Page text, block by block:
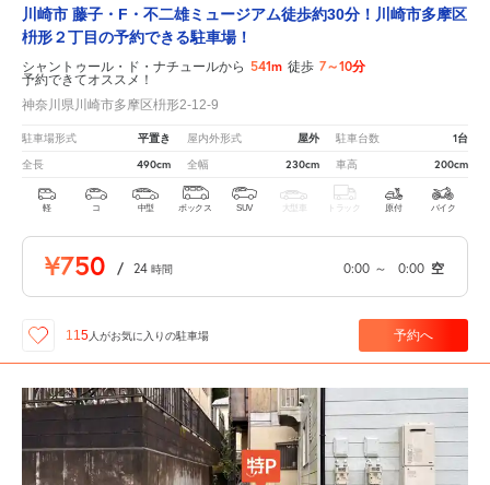
川崎市 藤子・F・不二雄ミュージアム徒歩約30分！川崎市多摩区
枡形２丁目の予約できる駐車場！
シャントゥール・ド・ナチュールから 541m 徒歩 7～10分
予約できてオススメ！
神奈川県川崎市多摩区枡形2-12-9
駐車場形式 平置き 屋内外形式 屋外 駐車台数 1台
全長 490cm 全幅 230cm 車高 200cm
軽 コ 中型 ボックス SUV 大型車 トラック 原付 バイク
¥750 / 24 時間 0:00 ～ 0:00 空
115人がお気に入りの駐車場 予約へ